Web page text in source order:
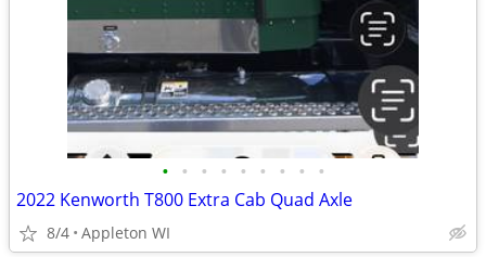
• • • • • • • • •
2022 Kenworth T800 Extra Cab Quad Axle
8/4 Appleton WI